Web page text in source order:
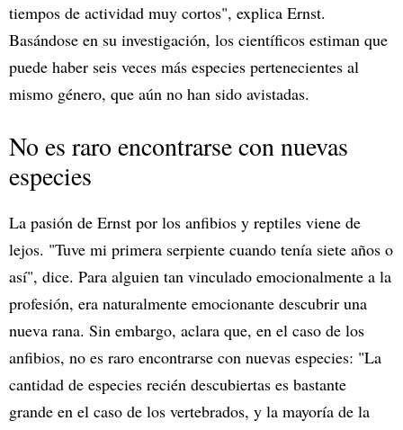
tiempos de actividad muy cortos", explica Ernst.
Basándose en su investigación, los científicos estiman que
puede haber seis veces más especies pertenecientes al
mismo género, que aún no han sido avistadas.
No es raro encontrarse con nuevas
especies
La pasión de Ernst por los anfibios y reptiles viene de
lejos. "Tuve mi primera serpiente cuando tenía siete años o
así", dice. Para alguien tan vinculado emocionalmente a la
profesión, era naturalmente emocionante descubrir una
nueva rana. Sin embargo, aclara que, en el caso de los
anfibios, no es raro encontrarse con nuevas especies: "La
cantidad de especies recién descubiertas es bastante
grande en el caso de los vertebrados, y la mayoría de la